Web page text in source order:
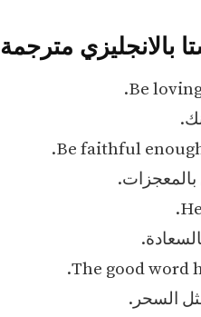
بالانجليزي مترجمة
Be
Be faithful
The good word
السحر.